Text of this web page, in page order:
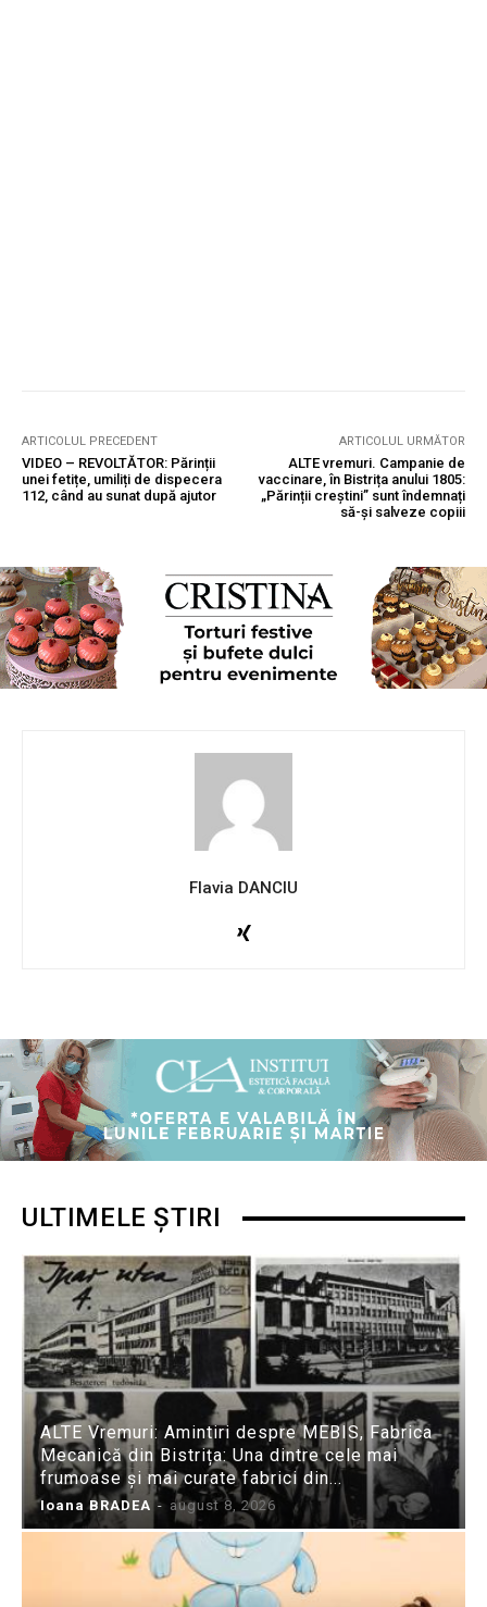
ARTICOLUL PRECEDENT
VIDEO – REVOLTĂTOR: Părinții
unei fetițe, umiliți de dispecera
112, când au sunat după ajutor
ARTICOLUL URMĂTOR
ALTE vremuri. Campanie de
vaccinare, în Bistrița anului 1805:
„Părinții creștini” sunt îndemnați
să-și salveze copiii
Flavia DANCIU
ULTIMELE ȘTIRI
ALTE Vremuri: Amintiri despre MEBIS, Fabrica
Mecanică din Bistrița: Una dintre cele mai
frumoase și mai curate fabrici din...
Ioana BRADEA - august 8, 2026